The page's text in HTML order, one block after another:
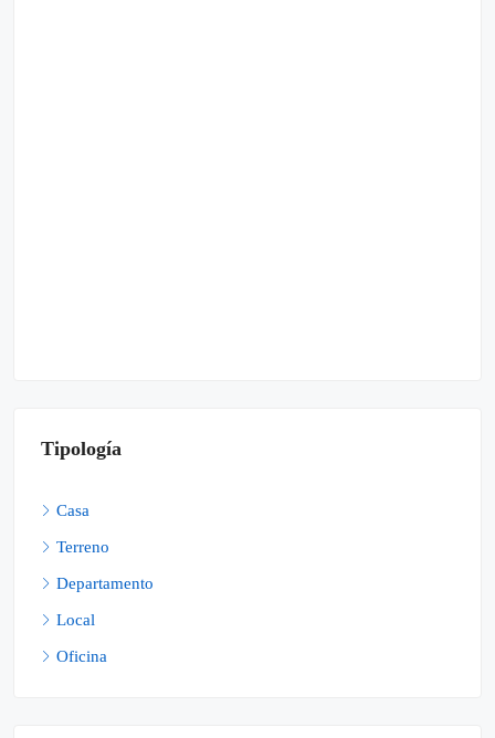
Tipología
Casa
Terreno
Departamento
Local
Oficina